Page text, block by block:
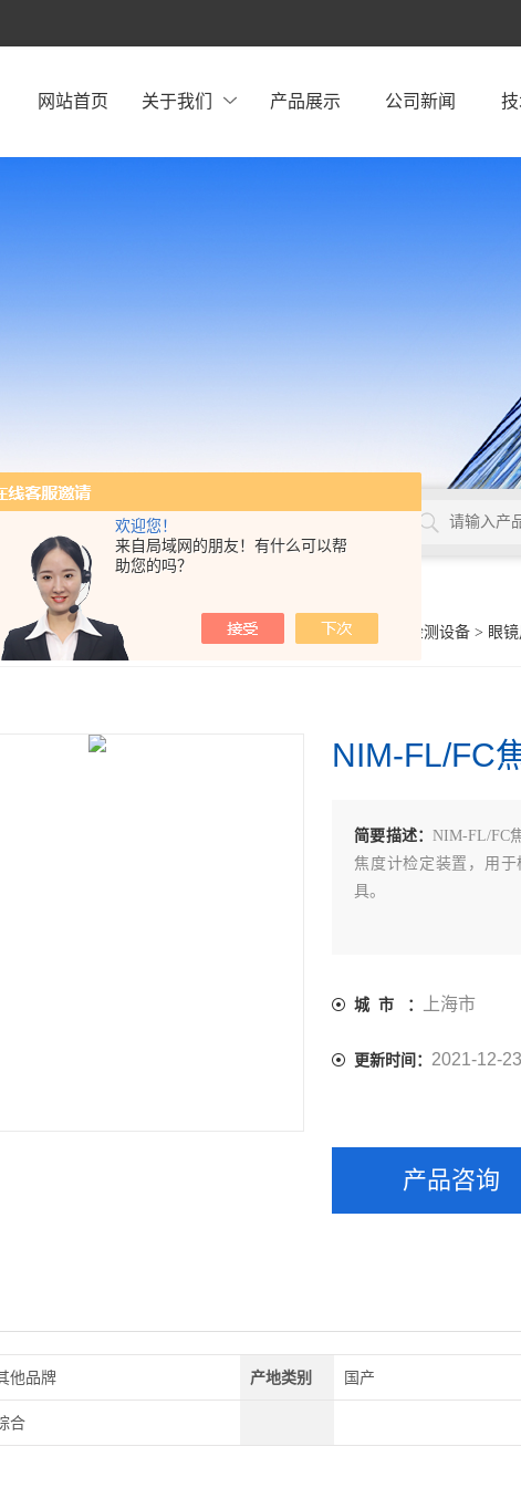
欢迎您！
来自局域网的朋友！有什么可以帮
助您的吗？
网站首页 关于我们 产品展示 公司新闻
，角膜接触镜接触角测量仪，角膜接触镜规格尺寸测量
分析仪等，人工晶状体压缩力测量仪，人工晶状体尺寸
你的位置： 产品展示 眼镜产品和护目镜检测设备> 眼
NIM-FL/FC
简要描述：NIM-FL/FC
焦度计检定装置，用
具。
城 市 ： 上海市
更新时间： 2021-12-23
产品咨询
他品牌 产地类别 国产
合